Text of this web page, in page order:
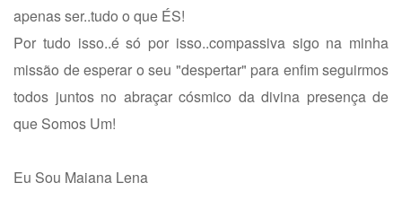
apenas ser..tudo o que ÉS!
Por tudo isso..é só por isso..compassiva sigo na minha
missão de esperar o seu "despertar" para enfim seguirmos
todos juntos no abraçar cósmico da divina presença de
que Somos Um!
Eu Sou Maiana Lena